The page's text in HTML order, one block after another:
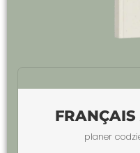
planer